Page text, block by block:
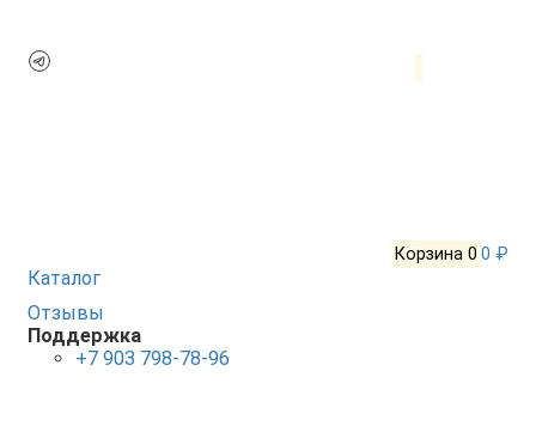
Корзина 0 0 ₽
Каталог
Отзывы
Поддержка
+7 903 798-78-96